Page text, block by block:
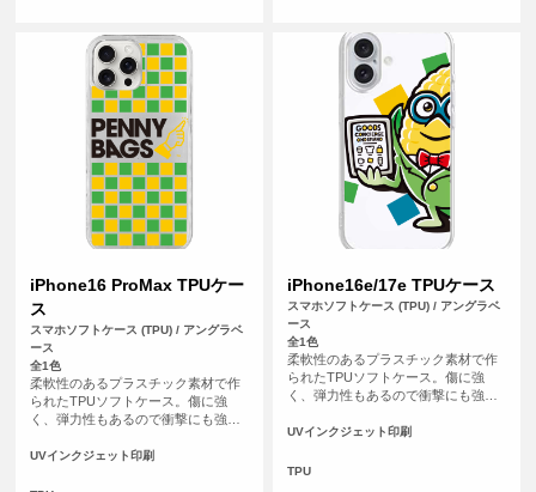
iPhone16 ProMax TPUケー
ス
スマホソフトケース (TPU) / アングラベ
ース
全1色
柔軟性のあるプラスチック素材で作
られたTPUソフトケース。傷に強
く、弾力性もあるので衝撃にも強
ます。
UVインクジェット印刷
iPhone16e/17e TPUケース
スマホソフトケース (TPU) / アングラベ
ース
全1色
柔軟性のあるプラスチック素材で作
られたTPUソフトケース。傷に強
く、弾力性もあるので衝撃にも強
ます。
UVインクジェット印刷
TPU